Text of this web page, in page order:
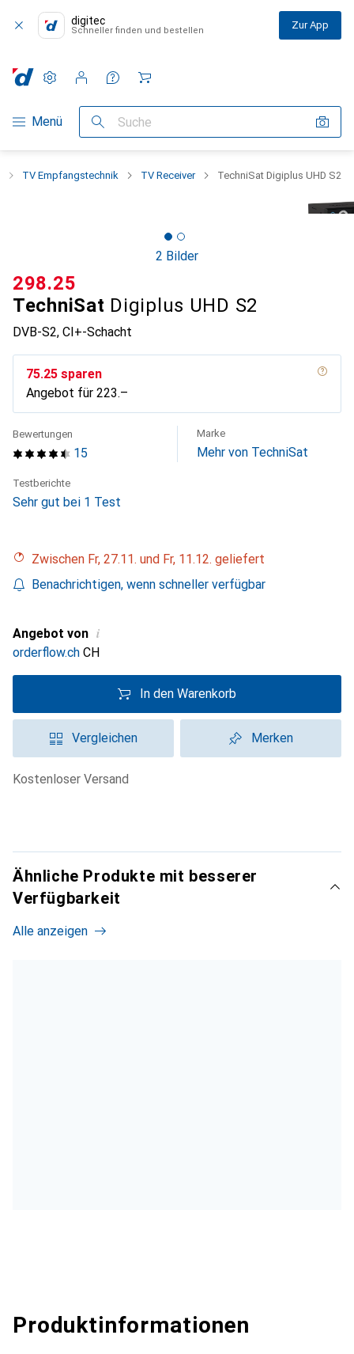
digitec
Schneller finden und bestellen Zur App
Navigation nach Kategorien
Menü Suche
Einstellungen
Kundenkonto
Vergleichslisten
Merklisten
Warenkorb
TV Empfangstechnik TV Receiver TechniSat Digiplus UHD S2
2 Bilder
TechniSat Digiplus UHD S2
DVB-S2, CI+-Schacht
CHF
298.25
CHF
75.25 sparen
Angebot für CHF
223.–
15
Bewertungen Marke
Mehr von TechniSat
Testberichte
Sehr gut bei 1 Test
Zwischen Fr, 27.11. und Fr, 11.12. geliefert
Benachrichtigen, wenn schneller verfügbar
Angebot von i
orderflow.ch CH
In den Warenkorb
Vergleichen Merken
kostenloser Versand
Ähnliche Produkte mit besserer
Verfügbarkeit
Alle anzeigen
Produktinformationen